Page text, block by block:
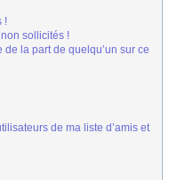
!
sollicités !
la part de quelqu’un sur ce
de ma liste d’amis et